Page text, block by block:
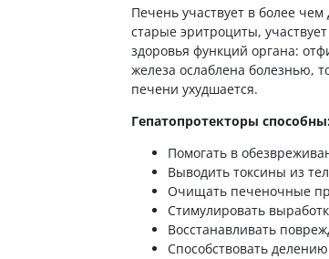
Печень участвует в более
старые эритроциты,
здоровья функций органа:
железа ослаблена болезнью,
печени ухудшается.
Гепатопротекторы
Помогать в
Выводить токсины из
Очищать печеночные
Стимулировать
Восстанавливать
Способствовать